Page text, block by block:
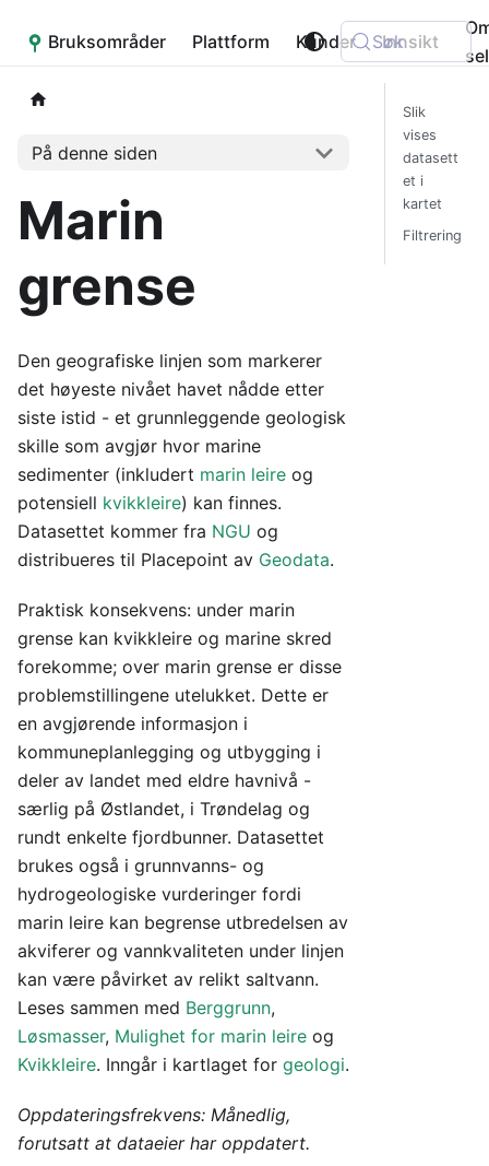
Placepoint
Bruksområder Plattform Kunder Innsikt
Søk
På denne siden
Marin
grense
Den geografiske linjen som markerer
det høyeste nivået havet nådde etter
siste istid - et grunnleggende geologisk
skille som avgjør hvor marine
sedimenter (inkludert marin leire og
potensiell kvikkleire) kan finnes.
Datasettet kommer fra NGU og
distribueres til Placepoint av Geodata.
Praktisk konsekvens: under marin
grense kan kvikkleire og marine skred
forekomme; over marin grense er disse
problemstillingene utelukket. Dette er
en avgjørende informasjon i
kommuneplanlegging og utbygging i
deler av landet med eldre havnivå -
særlig på Østlandet, i Trøndelag og
rundt enkelte fjordbunner. Datasettet
brukes også i grunnvanns- og
hydrogeologiske vurderinger fordi
marin leire kan begrense utbredelsen av
akviferer og vannkvaliteten under linjen
kan være påvirket av relikt saltvann.
Leses sammen med Berggrunn,
Løsmasser, Mulighet for marin leire og
Kvikkleire. Inngår i kartlaget for geologi.
Oppdateringsfrekvens: Månedlig,
forutsatt at dataeier har oppdatert.
Slik
vises
datasett
et i
kartet
Filtrering